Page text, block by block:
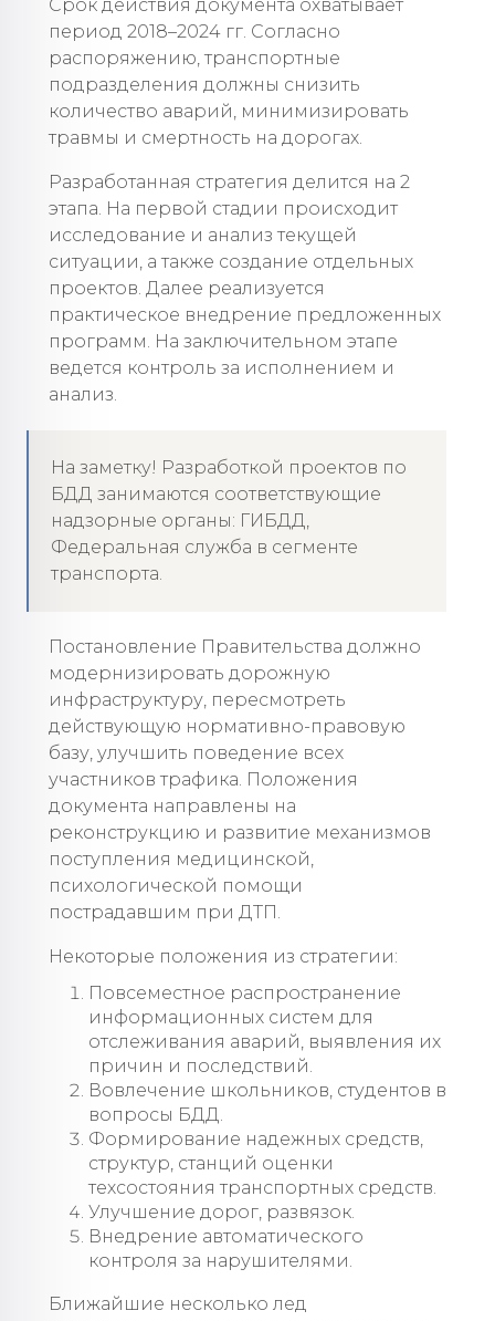
Срок действия документа охватывает
период 2018–2024 гг. Согласно
распоряжению, транспортные
подразделения должны снизить
количество аварий, минимизировать
травмы и смертность на дорогах.
Разработанная стратегия делится на 2
этапа. На первой стадии происходит
исследование и анализ текущей
ситуации, а также создание отдельных
проектов. Далее реализуется
практическое внедрение предложенных
программ. На заключительном этапе
ведется контроль за исполнением и
анализ.
На заметку! Разработкой проектов по
БДД занимаются соответствующие
надзорные органы: ГИБДД,
Федеральная служба в сегменте
транспорта.
Постановление Правительства должно
модернизировать дорожную
инфраструктуру, пересмотреть
действующую нормативно-правовую
базу, улучшить поведение всех
участников трафика. Положения
документа направлены на
реконструкцию и развитие механизмов
поступления медицинской,
психологической помощи
пострадавшим при ДТП.
Некоторые положения из стратегии:
Повсеместное распространение
информационных систем для
отслеживания аварий, выявления их
причин и последствий.
Вовлечение школьников, студентов в
вопросы БДД.
Формирование надежных средств,
структур, станций оценки
техсостояния транспортных средств.
Улучшение дорог, развязок.
Внедрение автоматического
контроля за нарушителями.
Ближайшие несколько лед